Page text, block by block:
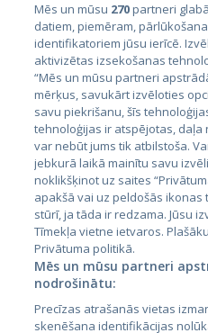
Страны
Эстония
Латвия
Литва
City24.lv
City24.ee
Mēs un mūsu 270partneri
datiem, piemēram,
identifikatoriem jūsu ierīcē.
aktivizētas izsekošanas
“Mēs un mūsu partneri
mērķus, savukārt izvēloties
savu piekrišanu, šīs
tehnoloģijas ir atspējotas,
var nebūt jums tik atbilstoša.
jebkurā laikā mainītu savu
noklikšķinot uz saites
apakšā vai uz peldošās
stūrī, ja tāda ir redzama. Jūsu
Tīmekļa vietne ietvaros.
Privātuma politikā.
Mēs un mūsu partneri
nodrošinātu:
Precīzas atrašanās vietas
skenēšana identifikācijas